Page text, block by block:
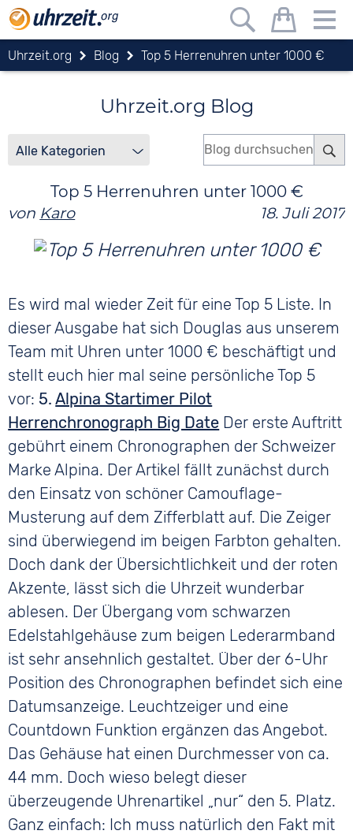
Uhrzeit.org Blog Top 5 Herrenuhren unter 1000 €
Uhrzeit.org Blog
Top 5 Herrenuhren unter 1000 €
von Karo 18. Juli 2017
Es wird mal wieder Zeit für eine Top 5 Liste. In
dieser Ausgabe hat sich Douglas aus unserem
Team mit Uhren unter 1000 € beschäftigt und
stellt euch hier mal seine persönliche Top 5
vor: 5.Alpina Startimer Pilot
Herrenchronograph Big Date Der erste Auftritt
gebührt einem Chronographen der Schweizer
Marke Alpina. Der Artikel fällt zunächst durch
den Einsatz von schöner Camouflage-
Musterung auf dem Zifferblatt auf. Die Zeiger
sind überwiegend im beigen Farbton gehalten.
Doch dank der Übersichtlichkeit und der roten
Akzente, lässt sich die Uhrzeit wunderbar
ablesen. Der Übergang vom schwarzen
Edelstahlgehäuse zum beigen Lederarmband
ist sehr ansehnlich gestaltet. Über der 6-Uhr
Position des Chronographen befindet sich eine
Datumsanzeige. Leuchtzeiger und eine
Countdown Funktion ergänzen das Angebot.
Das Gehäuse hat einen Durchmesser von ca.
44 mm. Doch wieso belegt dieser
überzeugende Uhrenartikel „nur“ den 5. Platz.
Ganz einfach: Ich muss natürlich den Fakt mit